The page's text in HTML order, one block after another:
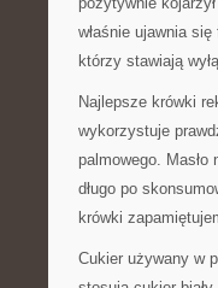
właśnie ujawnia
którzy stawiają
Najlepsze krówki
wykorzystuje
palmowego.
długo po
krówki
Cukier używany w